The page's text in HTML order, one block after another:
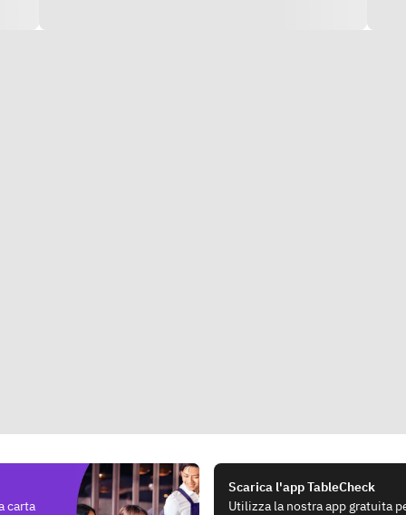
carta
Scarica l'app TableCheck
Utilizza la nostra app gratuita